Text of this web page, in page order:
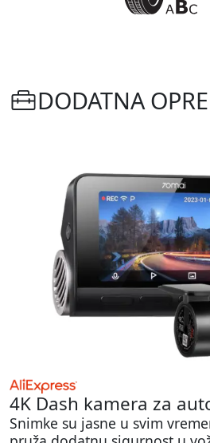
DODATNA
4K Dash kamera za
Snimke su jasne u svim